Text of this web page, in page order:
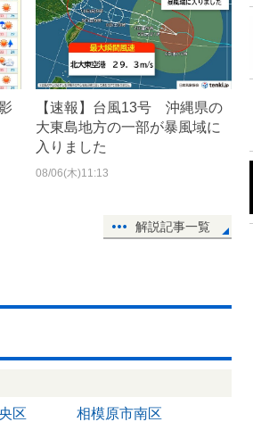
【速報】台風13号 沖縄県の
大東島地方の一部が暴風域に
入りました
08/06(木)11:13
解説記事一覧
区
相模原市南区